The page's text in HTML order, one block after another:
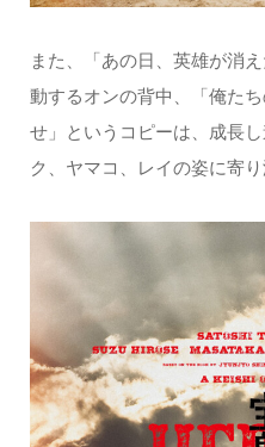
また、「あの日、英雄が消
動するオンの背中、「俺た
せ」というコピーは、成長
ク、ヤマコ、レイの姿に寄り